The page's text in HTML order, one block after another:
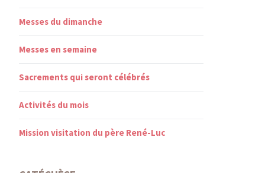
Messes du dimanche
Messes en semaine
Sacrements qui seront célébrés
Activités du mois
Mission visitation du père René-Luc